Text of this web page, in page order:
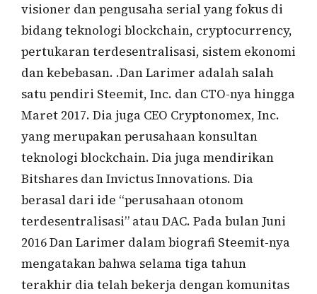
visioner dan pengusaha serial yang fokus di
bidang teknologi blockchain, cryptocurrency,
pertukaran terdesentralisasi, sistem ekonomi
dan kebebasan. .Dan Larimer adalah salah
satu pendiri Steemit, Inc. dan CTO-nya hingga
Maret 2017. Dia juga CEO Cryptonomex, Inc.
yang merupakan perusahaan konsultan
teknologi blockchain. Dia juga mendirikan
Bitshares dan Invictus Innovations. Dia
berasal dari ide “perusahaan otonom
terdesentralisasi” atau DAC. Pada bulan Juni
2016 Dan Larimer dalam biografi Steemit-nya
mengatakan bahwa selama tiga tahun
terakhir dia telah bekerja dengan komunitas